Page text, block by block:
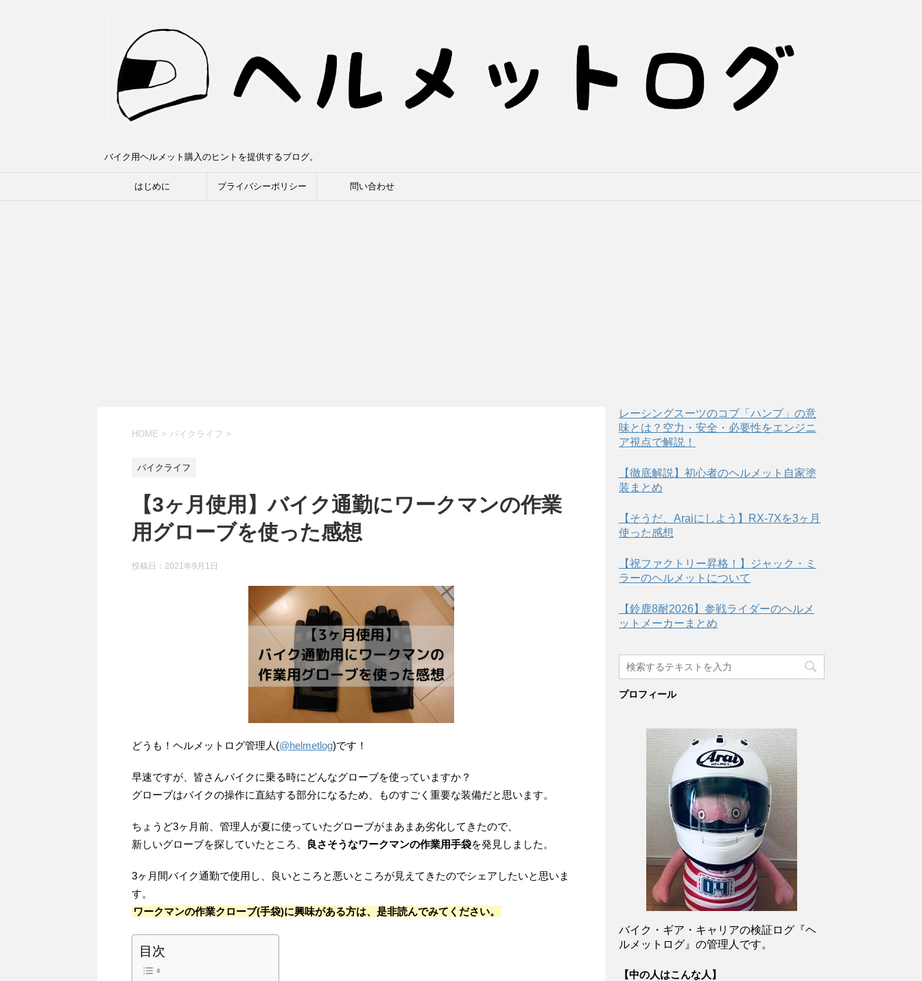
バイク用ヘルメット購入のヒントを提供するブログ。
はじめに プライバシーポリシー 問い合わせ
HOME > バイクライフ >
バイクライフ
【3ヶ月使用】バイク通勤にワークマンの作業
用グローブを使った感想
投稿日： 2021年9月1日
どうも！ヘルメットログ管理人(@helmetlog)です！
早速ですが、皆さんバイクに乗る時にどんなグローブを使っていますか？
グローブはバイクの操作に直結する部分になるため、ものすごく重要な装備だと思います。
ちょうど3ヶ月前、管理人が夏に使っていたグローブがまあまあ劣化してきたので、
新しいグローブを探していたところ、
良さそうなワークマンの作業用手袋を発見しました。
3ヶ月間バイク通勤で使用し、良いところと悪いところが見えてきたのでシェアしたいと思いま
す。
ワークマンの作業クローブ(手袋)に興味がある方は、是非読んでみてください。
目次
レーシングスーツのコブ「ハンプ」の意
味とは？空力・安全・必要性をエンジニ
ア視点で解説！
【徹底解説】初心者のヘルメット自家塗
装まとめ
【そうだ、Araiにしよう】RX-7Xを3ヶ月
使った感想
【祝ファクトリー昇格！】ジャック・ミ
ラーのヘルメットについて
【鈴鹿8耐2026】参戦ライダーのヘルメ
ットメーカーまとめ
プロフィール
バイク・ギア・キャリアの検証ログ『ヘ
ルメットログ』の管理人です。
【中の人はこんな人】